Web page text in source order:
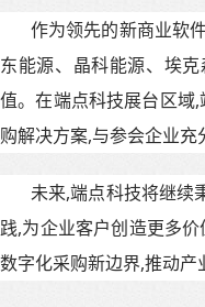
作为领先的新商业软
东能源、晶科能源、埃
值。在端点科技展台区域
购解决方案,与参会企业
未来,端点科技将继续
践,为企业客户创造更多
数字化采购新边界,推动产